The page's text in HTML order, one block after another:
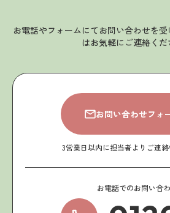
お電話やフォームにてお問い合わせを
はお気軽にご連絡くだ
お問い合わせフォ
3営業日以内に担当者よりご連絡
お電話でのお問い合